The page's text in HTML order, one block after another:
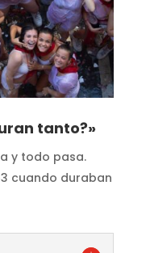
tanto?»
y todo pasa.
cuando duraban